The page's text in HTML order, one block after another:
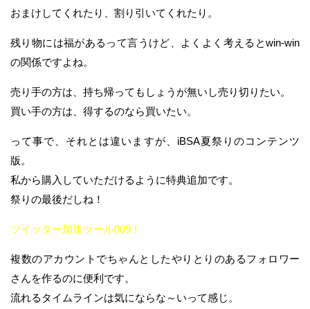
おまけしてくれたり、割り引いてくれたり。
残り物には福があるって言うけど、よくよく考えるとwin-win
の関係ですよね。
売り手の方は、持ち帰ってもしょうが無いし売り切りたい。
買い手の方は、得するのなら買いたい。
って事で、それとは違いますが、iBSA夏祭りのコンテンツ
版。
私から購入していただけるように特典追加です。
祭りの最後だしね！
ツイッター加速ツール009！
複数のアカウントでちゃんとしたやりとりのあるフォロワー
さんを作るのに便利です。
流れるタイムラインは気にならな～いって感じ。